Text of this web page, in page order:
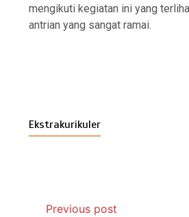
mengikuti kegiatan ini yang
antrian yang sangat ramai.
Ekstrakurikuler
Previous post